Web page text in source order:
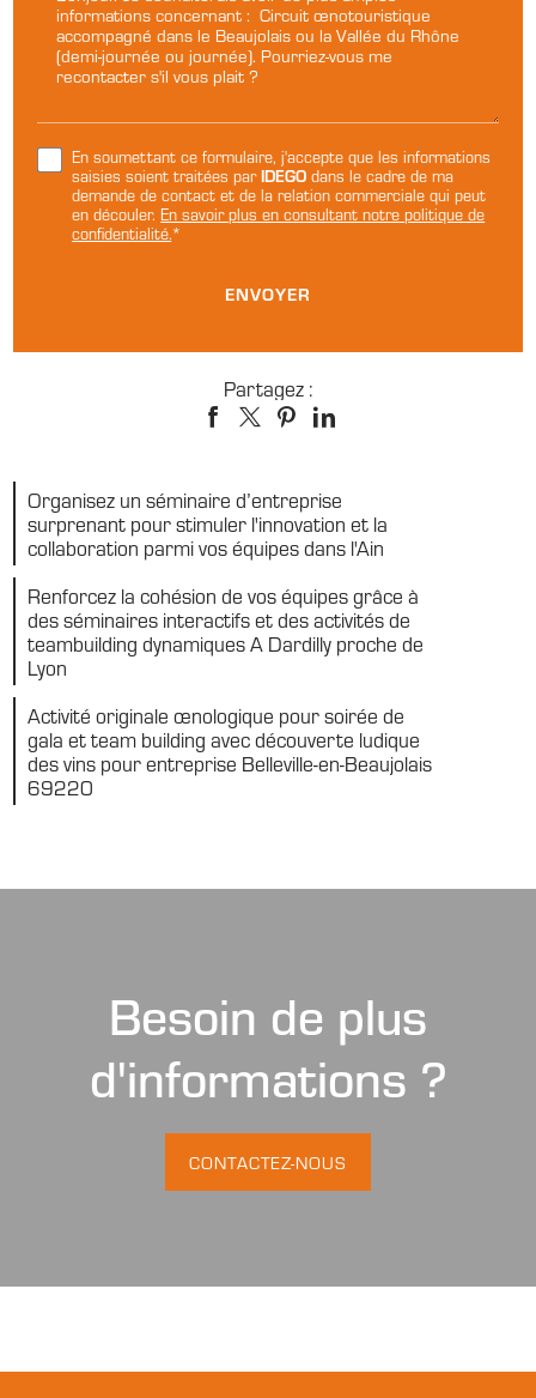
En soumettant ce formulaire, j'accepte que les informations
saisies soient traitées parIDEGO dans le cadre de ma
demande de contact et de la relation commerciale qui peut
en découler.En savoir plus en consultant notre politique de
confidentialité.*
Partagez :
Organisez un séminaire d’entreprise
surprenant pour stimuler l'innovation et la
collaboration parmi vos équipes dans l'Ain
Renforcez la cohésion de vos équipes grâce à
des séminaires interactifs et des activités de
teambuilding dynamiques A Dardilly proche de
Lyon
Activité originale œnologique pour soirée de
gala et team building avec découverte ludique
des vins pour entreprise Belleville-en-Beaujolais
69220
Besoin de plus
d'informations ?
CONTACTEZ-NOUS